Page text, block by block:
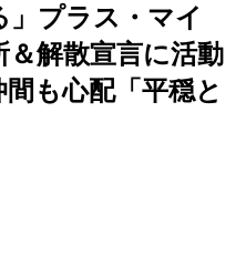
」プラス・マイ
解散宣言に活動
も心配「平穏と